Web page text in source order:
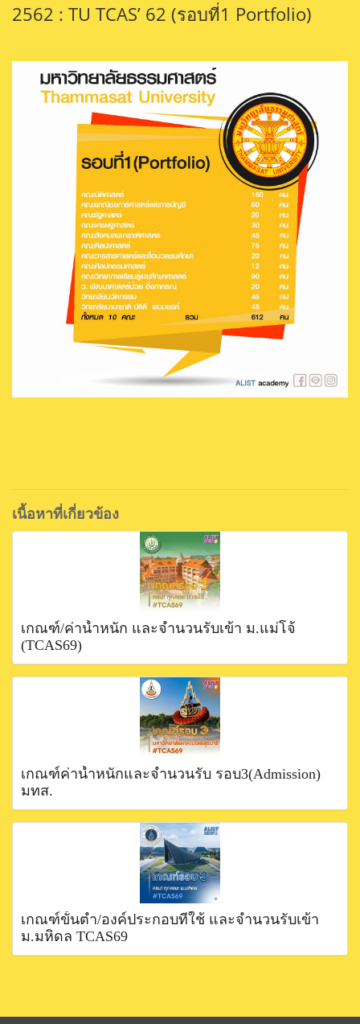
2562 : TU TCAS’ 62 (รอบที่1 Portfolio)
เนื้อหาที่เกี่ยวข้อง
เกณฑ์/ค่าน้ำหนัก และจำนวนรับเข้า ม.แม่โจ้
(TCAS69)
เกณฑ์ค่าน้ำหนักและจำนวนรับ รอบ3(Admission)
มทส.
เกณฑ์ขั้นตำ่/องค์ประกอบที่ใช้ และจำนวนรับเข้า
ม.มหิดล TCAS69